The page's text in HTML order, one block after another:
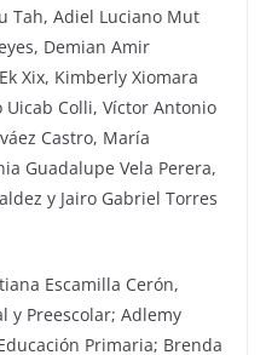
Tah, Adiel Luciano Mut
Demian Amir
Xix, Kimberly Xiomara
Uicab Colli, Víctor Antonio
Castro, María
Guadalupe Vela Perera,
y Jairo Gabriel Torres
Escamilla Cerón,
y Preescolar; Adlemy
Primaria; Brenda